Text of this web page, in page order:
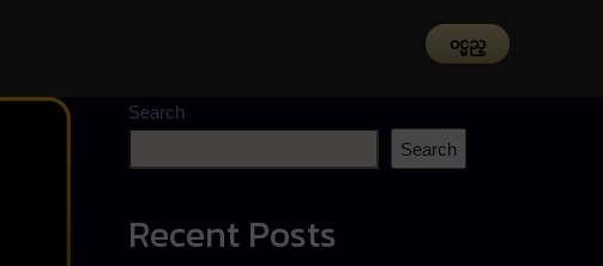
၀င္မည္
Search
Search
Recent Posts